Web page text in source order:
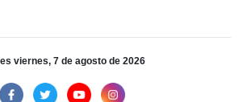
viernes, 7 de agosto de 2026